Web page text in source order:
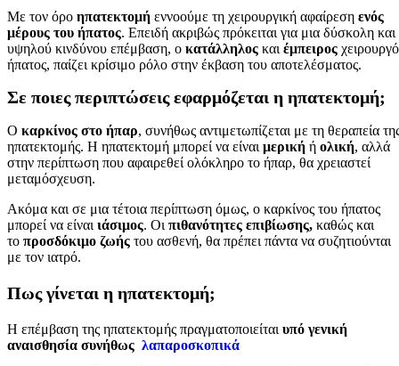
Με τον όρο ηπατεκτομή εννοούμε τη χειρουργική αφαίρεση ενός
μέρους του ήπατος. Επειδή ακριβώς πρόκειται για μια δύσκολη και
υψηλού κινδύνου επέμβαση, ο κατάλληλος και έμπειρος
ήπατος, παίζει κρίσιμο ρόλο στην έκβαση του αποτελέσματος.
Σε ποιες περιπτώσεις εφαρμόζεται η ηπατεκτομή;
Ο καρκίνος στο ήπαρ, συνήθως αντιμετωπίζεται με τη θεραπεία
ηπατεκτομής. Η ηπατεκτομή μπορεί να είναι μερική ή ολική, αλλά
στην περίπτωση που αφαιρεθεί ολόκληρο το ήπαρ, θα χρειαστεί
μεταμόσχευση.
Ακόμα και σε μια τέτοια περίπτωση όμως, ο καρκίνος του ήπατος
μπορεί να είναι ιάσιμος. Οι πιθανότητες επιβίωσης, καθώς και
το προσδόκιμο ζωής του ασθενή, θα πρέπει πάντα να συζητιούνται
με τον ιατρό.
Πως γίνεται η ηπατεκτομή;
Η επέμβαση της ηπατεκτομής πραγματοποιείται υπό γενική
αναισθησία συνήθως λαπαροσκοπικά